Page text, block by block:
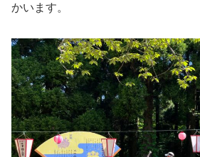
かいます。